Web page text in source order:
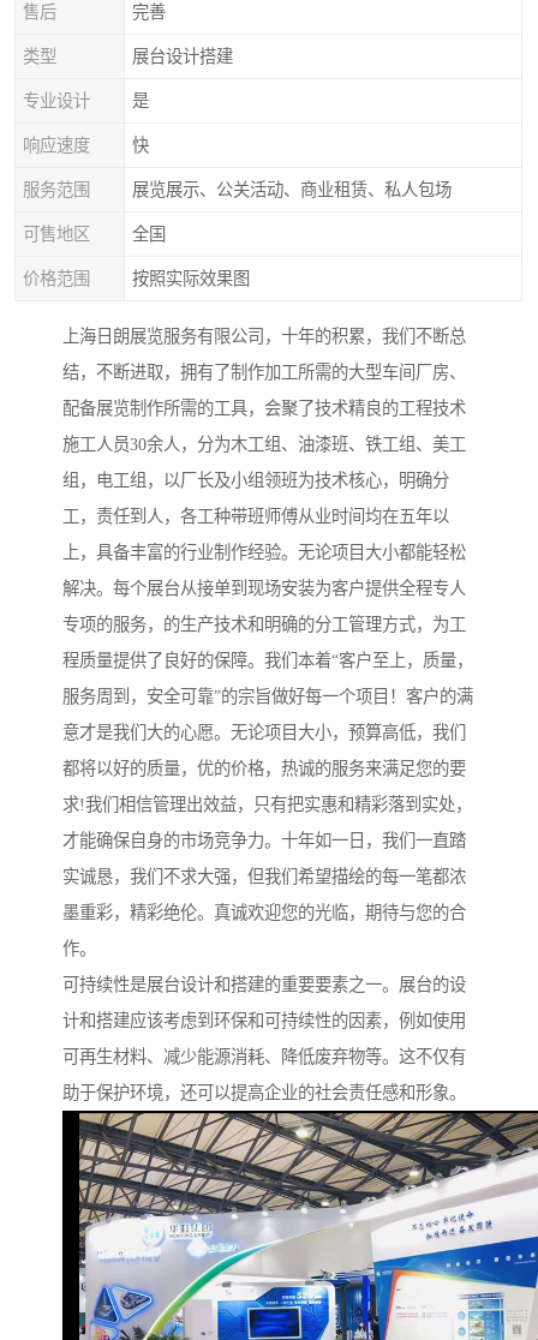
售后 完善
类型 展台设计搭建
专业设计 是
响应速度 快
服务范围 展览展示、公关活动、商业租赁、私人包场
可售地区 全国
价格范围 按照实际效果图
上海日朗展览服务有限公司，十年的积累，我们不断总
结，不断进取，拥有了制作加工所需的大型车间厂房、
配备展览制作所需的工具，会聚了技术精良的工程技术
施工人员30余人，分为木工组、油漆班、铁工组、美工
组，电工组，以厂长及小组领班为技术核心，明确分
工，责任到人，各工种带班师傅从业时间均在五年以
上，具备丰富的行业制作经验。无论项目大小都能轻松
解决。每个展台从接单到现场安装为客户提供全程专人
专项的服务，的生产技术和明确的分工管理方式，为工
程质量提供了良好的保障。我们本着“客户至上，质量，
服务周到，安全可靠”的宗旨做好每一个项目！客户的满
意才是我们大的心愿。无论项目大小，预算高低，我们
都将以好的质量，优的价格，热诚的服务来满足您的要
求!我们相信管理出效益，只有把实惠和精彩落到实处，
才能确保自身的市场竞争力。十年如一日，我们一直踏
实诚恳，我们不求大强，但我们希望描绘的每一笔都浓
墨重彩，精彩绝伦。真诚欢迎您的光临，期待与您的合
作。
可持续性是展台设计和搭建的重要要素之一。展台的设
计和搭建应该考虑到环保和可持续性的因素，例如使用
可再生材料、减少能源消耗、降低废弃物等。这不仅有
助于保护环境，还可以提高企业的社会责任感和形象。